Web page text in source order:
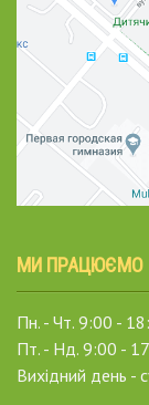
МИ ПРАЦЮЄМО
Пн. - Чт. 9:00 -
Пт. - Нд. 9:00 -
Вихідний день -